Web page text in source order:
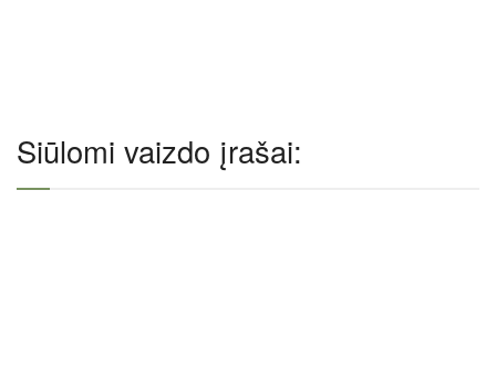
Siūlomi vaizdo įrašai: